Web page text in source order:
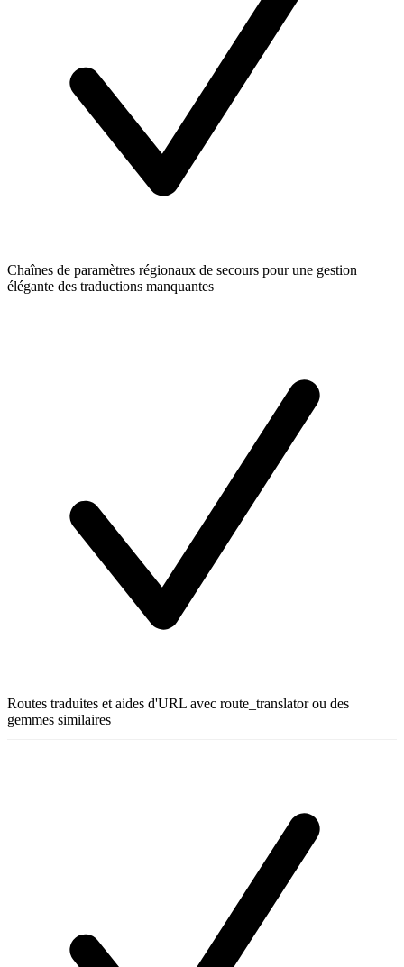
Chaînes de paramètres régionaux de secours pour une gestion
élégante des traductions manquantes
Routes traduites et aides d'URL avec route_translator ou des
gemmes similaires